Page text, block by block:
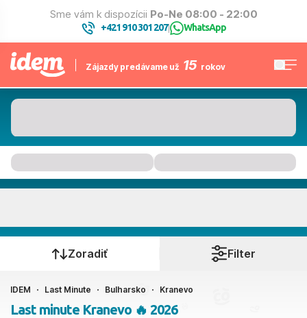
Sme vám k dispozícii Po-Ne 08:00 - 22:00
+421 910 301 207| WhatsApp
Zájazdy predávame už 15 rokov
Kedy cestujete?
Ako cestujete?
Zoradiť Filter
IDEM Last Minute Bulharsko Kranevo
Last minute Kranevo 🔥 2026